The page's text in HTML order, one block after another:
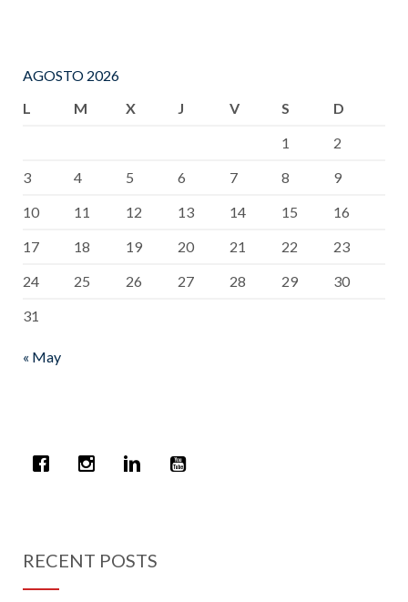
AGOSTO 2026
L
M X J V S
D
1
2
3
4 5 6 7 8
9
10
11 12 13 14 15
16
17
18 19 20 21 22
23
24
25 26 27 28 29
30
31
« May
RECENT POSTS